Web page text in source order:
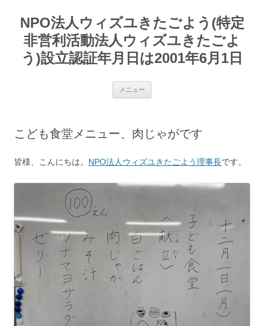
テ
ンNPO法人ウィズユきたごよう(特定
非営利活動法人ウィズユきたごよ
う)設立認証年月日は2001年6月1日
メニュー
こども食堂メニュー、肉じゃがです
皆様、こんにちは。 NPO法人ウィズユきたごよう理事長です。